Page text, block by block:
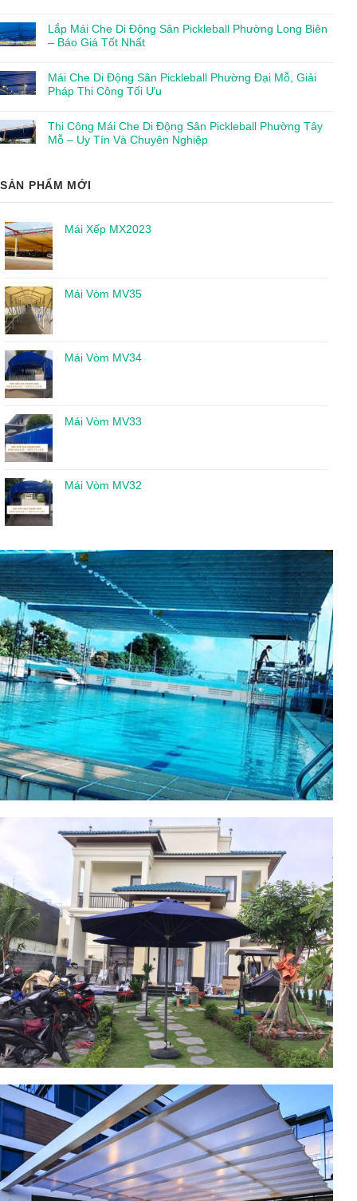
Lắp Mái Che Di Động Sân Pickleball Phường Long Biên
– Báo Giá Tốt Nhất
Mái Che Di Động Sân Pickleball Phường Đại Mỗ, Giải
Pháp Thi Công Tối Ưu
Thi Công Mái Che Di Động Sân Pickleball Phường Tây
Mỗ – Uy Tín Và Chuyên Nghiệp
SẢN PHẨM MỚI
Mái Xếp MX2023
Mái Vòm MV35
Mái Vòm MV34
Mái Vòm MV33
Mái Vòm MV32